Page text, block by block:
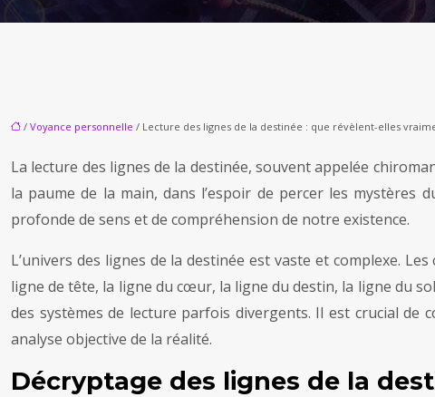
/ Voyance personnelle / Lecture des lignes de la destinée : que révèlent-elles
La lecture des lignes de la destinée, souvent appelée
la paume de la main, dans l’espoir de percer les mystères
profonde de sens et de compréhension de notre existence.
L’univers des lignes de la destinée est vaste et complexe.
ligne de tête, la ligne du cœur, la ligne du destin, la ligne du
des systèmes de lecture parfois divergents. Il est crucial
analyse objective de la réalité.
Décryptage des lignes de la